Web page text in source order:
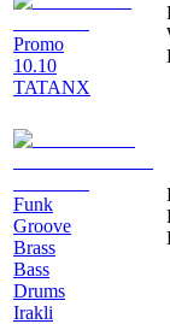
Promo
10.10
TATANX
Funk
Groove
Brass
Bass
Drums
Irakli